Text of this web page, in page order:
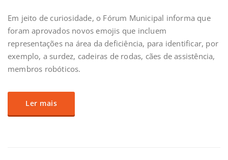
Em jeito de curiosidade, o Fórum Municipal informa que
foram aprovados novos emojis que incluem
representações na área da deficiência, para identificar, por
exemplo, a surdez, cadeiras de rodas, cães de assistência,
membros robóticos.
Ler mais